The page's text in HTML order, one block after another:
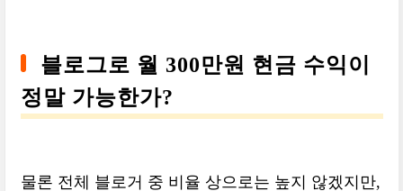
블로그로 월 300만원 현금 수익이
정말 가능한가?
물론 전체 블로거 중 비율 상으로는 높지 않겠지만,